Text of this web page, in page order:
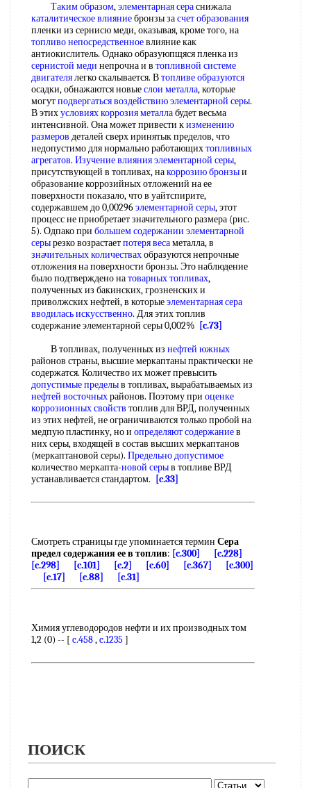
Таким образом,элементарная сераснижала
каталитическое влияниебронзы засчет образования
пленки из сернисю меди, оказывая, кроме того, на
топливо непосредственноевлияние как
антиокислитель. Однако образуюпщяся пленка из
сернистой меди непрочна и в топливной системе
двигателялегко скалывается. Втопливе образуются
осадки, обнажаются новыеслои металла, которые
могутподвергаться воздействиюэлементарной серы.
В этихусловиях коррозия металлабудет весьма
интенсивной. Она может привести кизменению
размеров деталей сверх иринятык пределов, что
недопустимо для нормально работающихтопливных
агрегатов. Изучение влиянияэлементарной серы,
присутствующей в топливах, накоррозию бронзыи
образование коррозийных отложений на ее
поверхности показало, что в уайтспирите,
содержавшем до 0,00296элементарной серы, этот
процесс не приобретает значительного размера (рис.
5). Одпако при большем содержании элементарной
серырезко возрастаетпотеря весаметалла, в
значительных количествахобразуются непрочные
отложения на поверхности бронзы. Это наблюдение
было подтверждено натоварных топливах,
полученных из бакинских, грозненских и
приволжских нефтей, в которыеэлементарная сера
вводилась искусственно. Для этих топлив
содержание элементарной серы 0,002% [c.73]
В топливах, полученных из нефтей южных
районов страны, высшие меркаптаны практически не
содержатся. Количество их может превысить
допустимые пределыв топливах, вырабатываемых из
нефтей восточныхрайонов. Поэтому при оценке
коррозионных свойств топлив для ВРД, полученных
из этих нефтей, не ограничиваются только пробой на
медпую пластинку, но и определяют содержаниев
них серы, входящей в состав высших меркаптанов
(меркаптановой серы). Предельно допустимое
количество меркапта-новой серыв топливе ВРД
устанавливается стандартом.
[c.33]
Смотреть страницы где упоминается термин Сера
предел содержания ее в топлив: [c.300]
[c.228]
[c.298]
[c.101] [c.2] [c.60] [c.367]
[c.300]
[c.17]
[c.88] [c.31]
Химия углеводородов нефти и их производных том
1,2 (0) -- [ c.458,c.1235 ]
ПОИСК